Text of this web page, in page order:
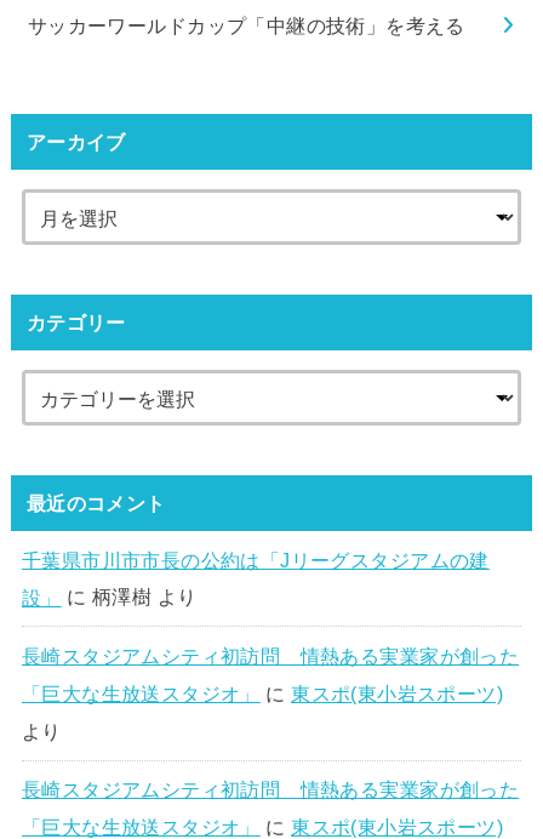
サッカーワールドカップ「中継の技術」を考える
アーカイブ
カテゴリー
最近のコメント
千葉県市川市市長の公約は「Jリーグスタジアムの建
設」
に 柄澤樹 より
長崎スタジアムシティ初訪問 情熱ある実業家が創った
「巨大な生放送スタジオ」
に東スポ(東小岩スポーツ)
より
長崎スタジアムシティ初訪問 情熱ある実業家が創った
「巨大な生放送スタジオ」
に東スポ(東小岩スポーツ)